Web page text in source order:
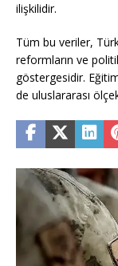
ilişkilidir.
Tüm bu veriler,
reformların ve
göstergesidir.
de uluslararası